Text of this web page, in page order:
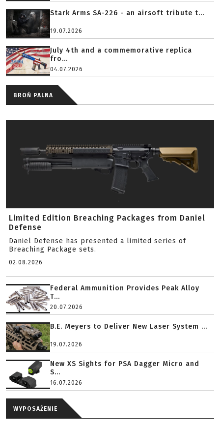
Stark Arms SA-226 - an airsoft tribute t...
19.07.2026
July 4th and a commemorative replica
fro...
04.07.2026
BROŃ PALNA
Limited Edition Breaching Packages from Daniel
Defense
Daniel Defense has presented a limited series of
Breaching Package sets.
02.08.2026
Federal Ammunition Provides Peak Alloy
T...
20.07.2026
B.E. Meyers to Deliver New Laser System ...
19.07.2026
New XS Sights for PSA Dagger Micro and
S...
16.07.2026
WYPOSAŻENIE